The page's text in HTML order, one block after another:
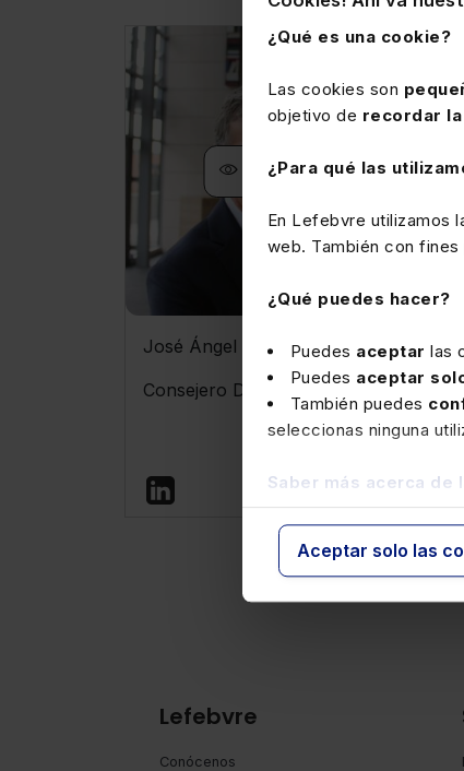
¿Qué es una cookie?
Las cookies son
objetivo de recordar
¿Para qué las
En Lefebvre utilizamos
web. También con
¿Qué puedes hacer?
Puedes aceptar las
Puedes aceptar
También puedes
seleccionas ninguna
Saber más acerca de
Aceptar solo las
Ver ficha
José Ángel Sandín
Consejero Delegado
Lefebvre
Conócenos